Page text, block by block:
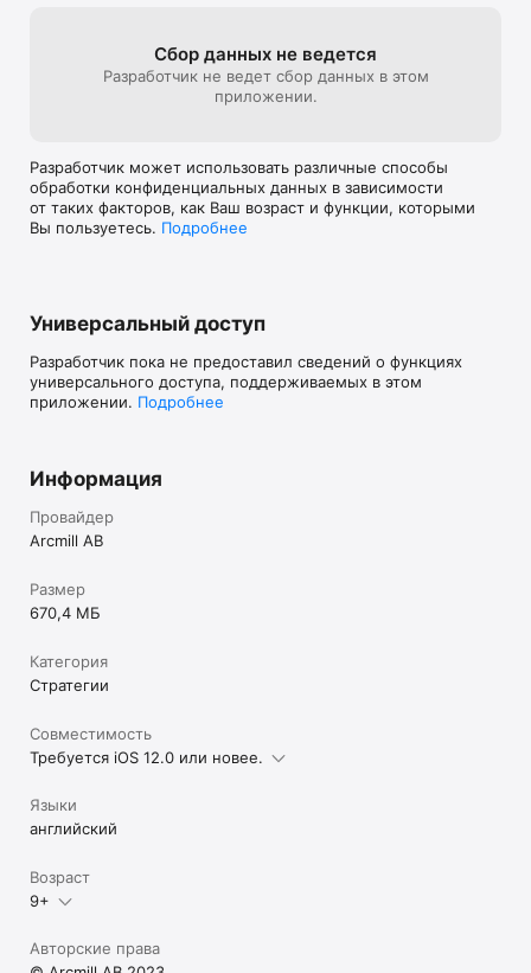
- Have you beaten the computer opponent in campaign mode
and think the game is over? Think again. To really beat the
the level with a predefined unit setup (trim your fingernails for
this one!).
- Stunning retina graphics and beautiful animations.
Сбор данных не ведется
Разработчик не ведет сбор данных в этом
приложении.
Разработчик может использовать различные способы
обработки конфиденциальных данных в зависимости
от таких факторов, как Ваш возраст и функции, которыми
Вы пользуетесь. Подробнее
Универсальный доступ
Разработчик пока не предоставил сведений о функциях
универсального доступа, поддерживаемых в этом
приложении. Подробнее
Информация
Провайдер
Arcmill AB
Размер
670,4 МБ
Категория
Стратегии
Совместимость
Требуется iOS 12.0 или новее.
Языки
английский
Возраст
9+
Авторские права